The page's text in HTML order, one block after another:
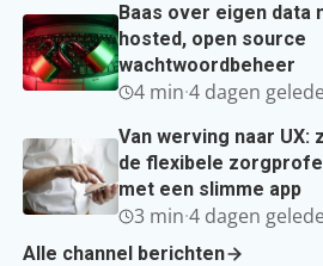
Baas over eigen data
hosted, open source
wachtwoordbeheer
4 min·4 dagen
Van werving naar UX:
de flexibele
met een slimme app
3 min·4 dagen
Alle channel berichten